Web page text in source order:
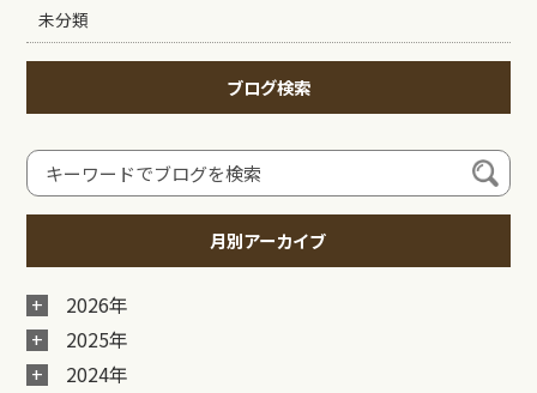
未分類
ブログ検索
月別アーカイブ
2026年
2025年
2024年